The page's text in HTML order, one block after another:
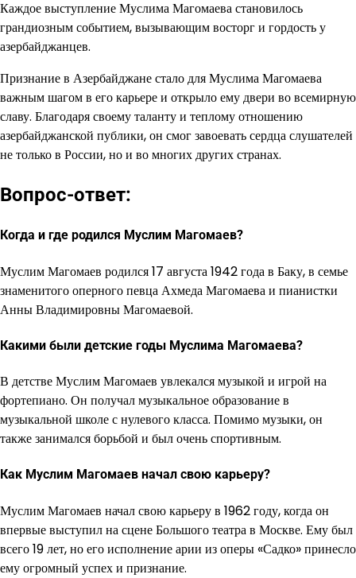
Каждое выступление Муслима Магомаева становилось
грандиозным событием, вызывающим восторг и гордость у
азербайджанцев.
Признание в Азербайджане стало для Муслима Магомаева
важным шагом в его карьере и открыло ему двери во всемирную
славу. Благодаря своему таланту и теплому отношению
азербайджанской публики, он смог завоевать сердца слушателей
не только в России, но и во многих других странах.
Вопрос-ответ:
Когда и где родился Муслим Магомаев?
Муслим Магомаев родился 17 августа 1942 года в Баку, в семье
знаменитого оперного певца Ахмеда Магомаева и пианистки
Анны Владимировны Магомаевой.
Какими были детские годы Муслима Магомаева?
В детстве Муслим Магомаев увлекался музыкой и игрой на
фортепиано. Он получал музыкальное образование в
музыкальной школе с нулевого класса. Помимо музыки, он
также занимался борьбой и был очень спортивным.
Как Муслим Магомаев начал свою карьеру?
Муслим Магомаев начал свою карьеру в 1962 году, когда он
впервые выступил на сцене Большого театра в Москве. Ему был
всего 19 лет, но его исполнение арии из оперы «Садко» принесло
ему огромный успех и признание.